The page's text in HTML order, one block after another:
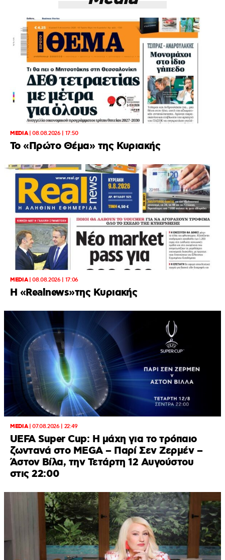
MEDIA|08.08.2026 | 17:50
Το «Πρώτο Θέμα» της Κυριακής
MEDIA|08.08.2026 | 17:06
Η «Realnews»της Κυριακής
MEDIA|07.08.2026 | 22:49
UEFA Super Cup: Η μάχη για το τρόπαιο
ζωντανά στο MEGA – Παρί Σεν Ζερμέν –
Άστον Βίλα, την Τετάρτη 12 Αυγούστου
στις 22:00